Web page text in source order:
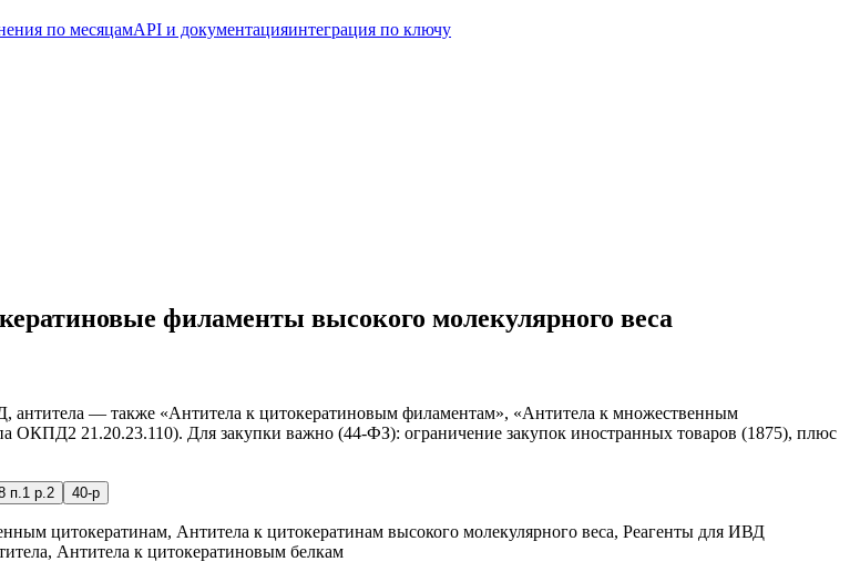
по месяцамAPI и документацияинтеграция по ключу
филаменты высокого молекулярного веса
— также «Антитела к цитокератиновым филаментам», «Антитела к множественным
ОКПД2 21.20.23.110). Для закупки важно (44-ФЗ): ограничение закупок иностранных товаров (1875), плюс
п.1 р.2 40-р
цитокератинам, Антитела к цитокератинам высокого молекулярного веса, Реагенты для ИВД
Антитела к цитокератиновым белкам